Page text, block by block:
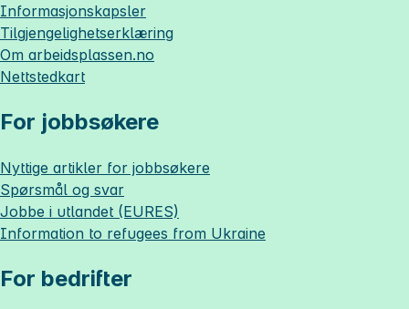
Informasjonskapsler
Tilgjengelighetserklæring
Om arbeidsplassen.no
Nettstedkart
For jobbsøkere
Nyttige artikler for jobbsøkere
Spørsmål og svar
Jobbe i utlandet (EURES)
Information to refugees from Ukraine
For bedrifter